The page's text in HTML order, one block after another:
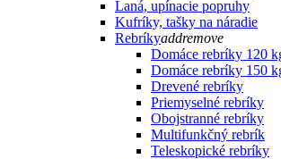
Laná, upínacie popruhy
Kufríky, tašky na náradie
Rebríkyaddremove
Domáce rebríky 120
Domáce rebríky 150
Drevené rebríky
Priemyselné rebríky
Obojstranné rebríky
Multifunkčný rebrík
Teleskopické rebríky